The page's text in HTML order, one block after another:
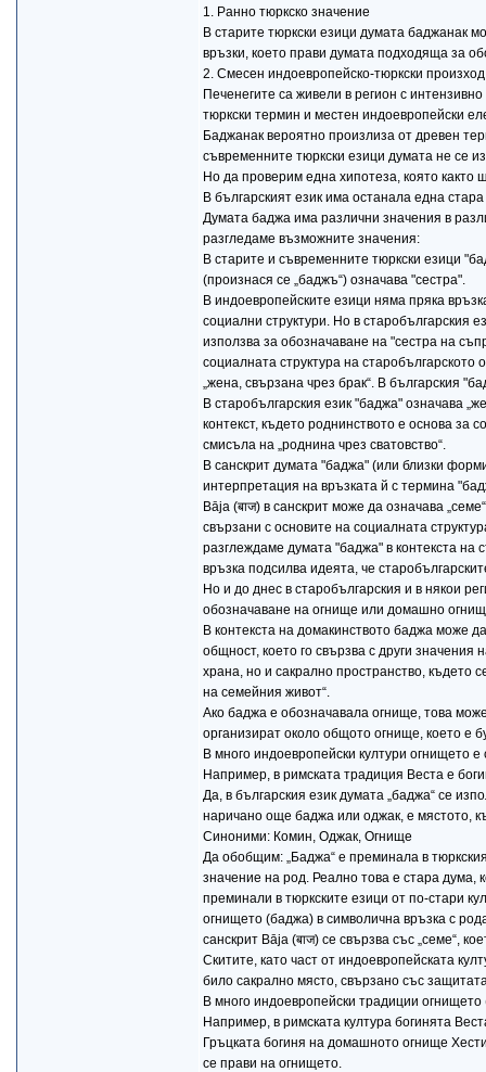
1. Ранно тюркско значение
В старите тюркски езици думата баджанак
връзки, което прави думата подходяща за
2. Смесен индоевропейско-тюркски произход
Печенегите са живели в регион с
тюркски термин и местен индоевропейски
Баджанак вероятно произлиза от древен
съвременните тюркски езици думата не се
Но да проверим една хипотеза, която
В българският език има останала една
Думата баджа има различни значения в
разгледаме възможните значения:
В старите и съвременните тюркски езици
(произнася се „баджъ“) означава "сестра".
В индоевропейските езици няма пряка
социални структури. Но в старобългарския
използва за обозначаване на "сестра на
социалната структура на
„жена, свързана чрез брак“. В българския
В старобългарския език "баджа" означава
контекст, където роднинството е основа за
смисъла на „роднина чрез сватовство“.
В санскрит думата "баджа" (или близки
интерпретация на връзката й с термина
Bāja (बाज) в санскрит може да означава
свързани с основите на социалната
разглеждаме думата "баджа" в контекста на
връзка подсилва идеята, че
Но и до днес в старобългарския и в някои
обозначаване на огнище или домашно
В контекста на домакинството баджа може
общност, което го свързва с други
храна, но и сакрално пространство, където
на семейния живот“.
Ако баджа е обозначавала огнище, това
организират около общото огнище, което е
В много индоевропейски култури огнището
Например, в римската традиция Веста е
Да, в българския език думата „баджа“ се
наричано още баджа или оджак, е мястото,
Синоними: Комин, Оджак, Огнище
Да обобщим: „Баджа“ е преминала в
значение на род. Реално това е стара дума,
преминали в тюркските езици от по-стари
огнището (баджа) в символична връзка с
санскрит Bāja (बाज) се свързва със „семе“,
Скитите, като част от индоевропейската
било сакрално място, свързано със
В много индоевропейски традиции
Например, в римската култура богинята
Гръцката богиня на домашното огнище
се прави на огнището.